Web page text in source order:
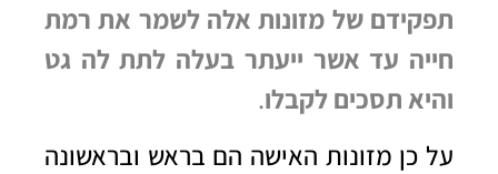
תפקידם של מזונות אלה לשמר את רמת
חייה עד אשר ייעתר בעלה לתת לה גט
והיא תסכים לקבלו.
על כן מזונות האישה הם בראש ובראשונה